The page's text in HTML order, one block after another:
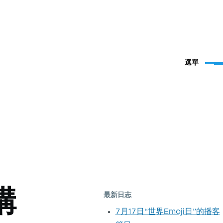
選單
最新日志
7月17日“世界Emoji日”的播客